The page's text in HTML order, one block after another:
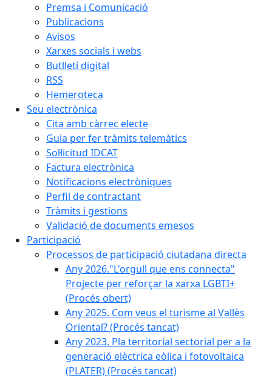
Premsa i Comunicació
Publicacions
Avisos
Xarxes socials i webs
Butlletí digital
RSS
Hemeroteca
Seu electrònica
Cita amb càrrec electe
Guia per fer tràmits telemàtics
Sol·licitud IDCAT
Factura electrònica
Notificacions electròniques
Perfil de contractant
Tràmits i gestions
Validació de documents emesos
Participació
Processos de participació ciutadana directa
Any 2026."L'orgull que ens connecta"
Projecte per reforçar la xarxa LGBTI+
(Procés obert)
Any 2025. Com veus el turisme al Vallès
Oriental? (Procés tancat)
Any 2023. Pla territorial sectorial per a la
generació elèctrica eòlica i fotovoltaica
(PLATER) (Procés tancat)